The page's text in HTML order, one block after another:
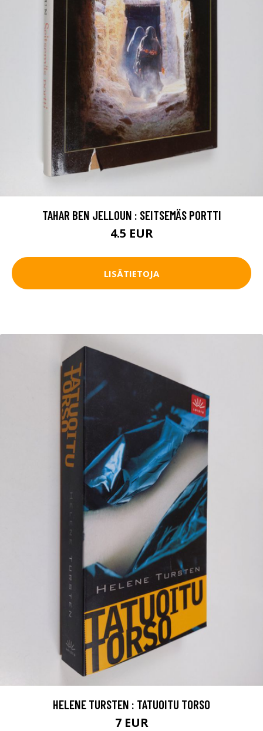
TAHAR BEN JELLOUN : SEITSEMÄS PORTTI
4.5 EUR
LISÄTIETOJA
HELENE TURSTEN : TATUOITU TORSO
7 EUR